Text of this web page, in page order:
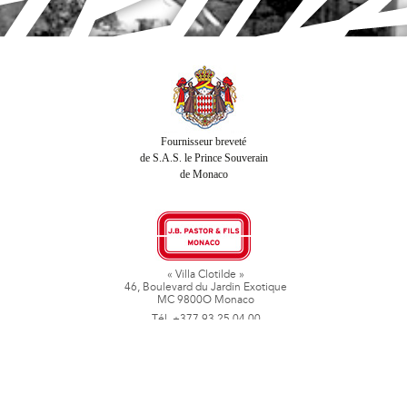
Fournisseur breveté
de S.A.S. le Prince Souverain
de Monaco
« Villa Clotilde »
46, Boulevard du Jardin Exotique
MC 9800O Monaco
Tél. +377 93 25 04 00